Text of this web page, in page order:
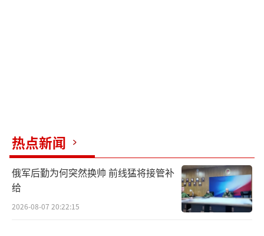
热点新闻
俄军后勤为何突然换帅 前线猛将接管补
给
2026-08-07 20:22:15